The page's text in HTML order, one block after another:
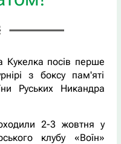
Кукелка посів перше
з боксу пам'яті
Руських Никандра
2-3 жовтня у
клубу «Воїн»